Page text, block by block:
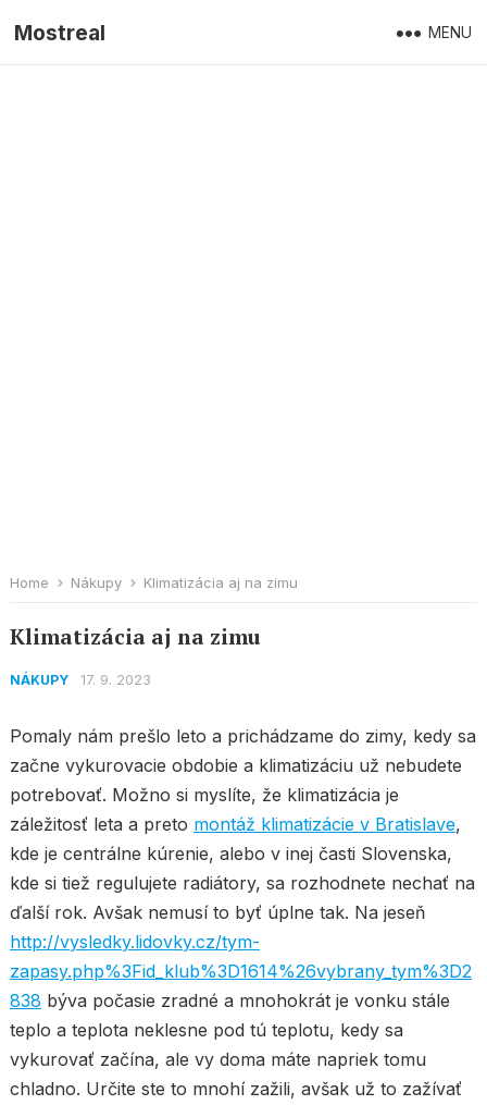
Mostreal MENU
Home Nákupy Klimatizácia aj na zimu
Klimatizácia aj na zimu
NÁKUPY 17. 9. 2023
Pomaly nám prešlo leto a prichádzame do zimy, kedy sa
začne vykurovacie obdobie a klimatizáciu už nebudete
potrebovať. Možno si myslíte, že klimatizácia je
záležitosť leta a preto montáž klimatizácie v Bratislave,
kde je centrálne kúrenie, alebo v inej časti Slovenska,
kde si tiež regulujete radiátory, sa rozhodnete nechať na
ďalší rok. Avšak nemusí to byť úplne tak. Na jeseň
http://vysledky.lidovky.cz/tym-
zapasy.php%3Fid_klub%3D1614%26vybrany_tym%3D2
838 býva počasie zradné a mnohokrát je vonku stále
teplo a teplota neklesne pod tú teplotu, kedy sa
vykurovať začína, ale vy doma máte napriek tomu
chladno. Určite ste to mnohí zažili, avšak už to zažívať